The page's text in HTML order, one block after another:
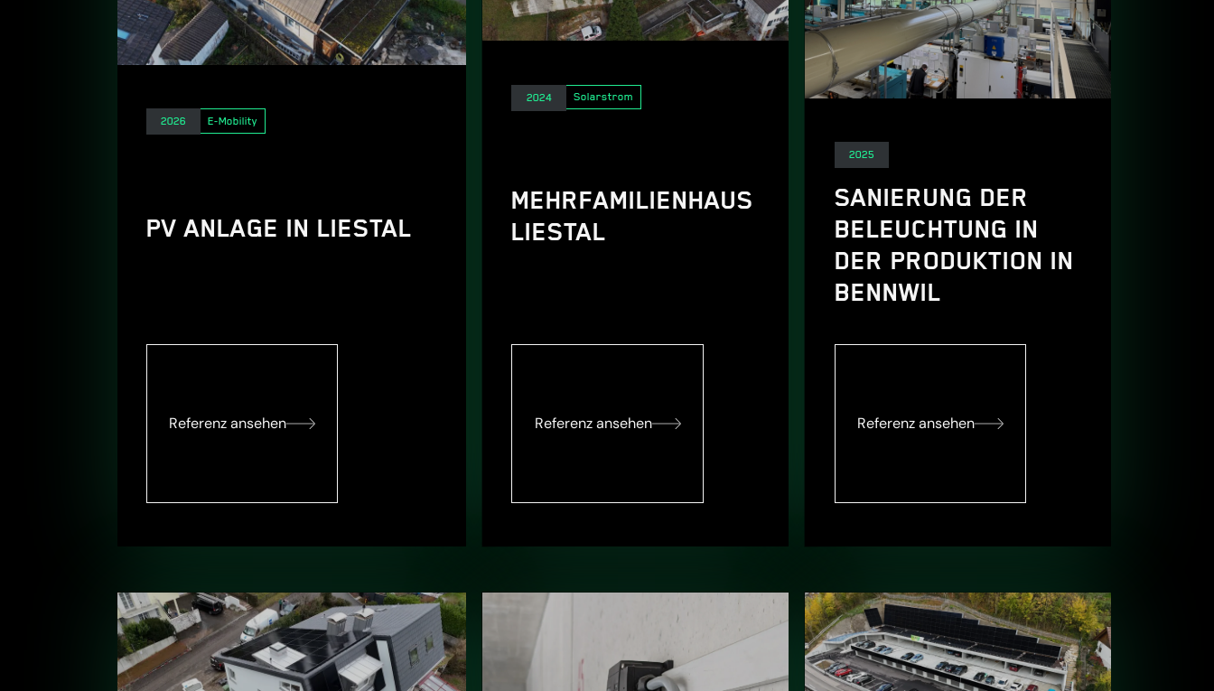
Elektro E-Mobility
PV ANLAGE IN LIESTAL
Referenz ansehen
2026
Elektro Solarstrom
MEHRFAMILIENHAUS
LIESTAL
Referenz ansehen
2024
Elektro
SANIERUNG DER
BELEUCHTUNG IN
DER PRODUKTION IN
BENNWIL
Referenz ansehen
2025